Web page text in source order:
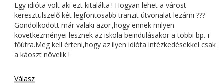
Egy idióta volt aki ezt kitalálta ! Hogyan lehet a várost
keresztülszelő két legfontosabb tranzit útvonalat lezárni ???
Gondolkodott már valaki azon,hogy ennek milyen
következményei lesznek az iskola beindulásakor a többi bp.-i
főútra.Meg kell érteni,hogy az ilyen idióta intézkedésekkel csak
a káoszt növelik !
Válasz